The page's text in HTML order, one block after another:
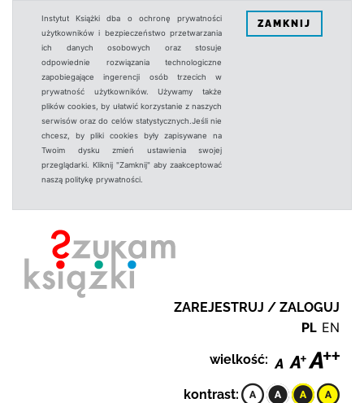
Instytut Książki dba o ochronę prywatności
użytkowników i bezpieczeństwo przetwarzania
ich danych osobowych oraz stosuje
odpowiednie rozwiązania technologiczne
zapobiegające ingerencji osób trzecich w
prywatność użytkowników. Używamy także
plików cookies, by ułatwić korzystanie z naszych
serwisów oraz do celów statystycznych.Jeśli nie
chcesz, by pliki cookies były zapisywane na
Twoim dysku zmień ustawienia swojej
przeglądarki. Kliknij "Zamknij" aby zaakceptować
naszą politykę prywatności.
ZAMKNIJ
ZAREJESTRUJ / ZALOGUJ
PL EN
wielkość:
kontrast: